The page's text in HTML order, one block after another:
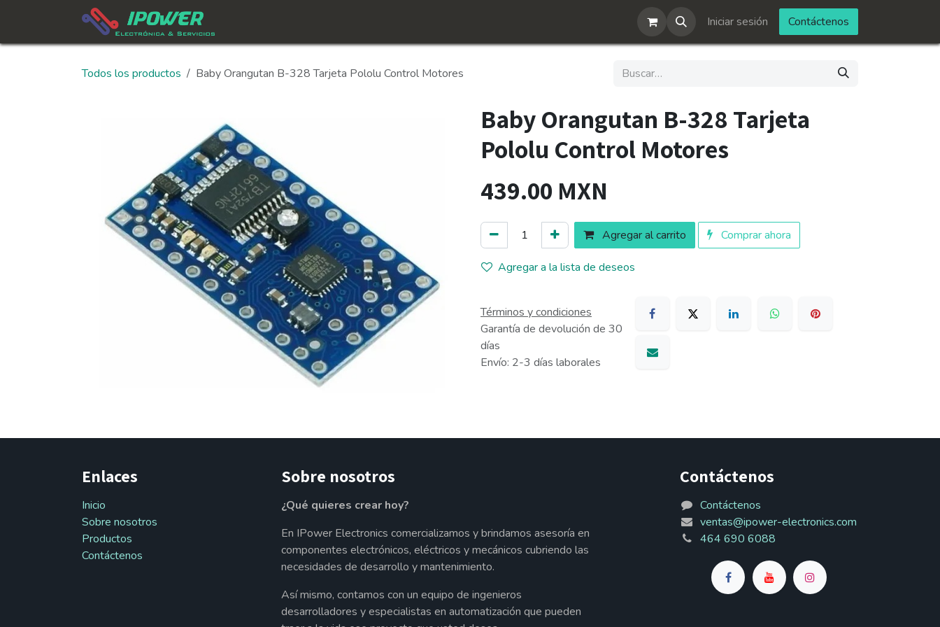
Iniciar sesión Contáctenos
Todos los productos Baby Orangutan B-328 Tarjeta Pololu Control Motores
Baby Orangutan B-328 Tarjeta
Pololu Control Motores
439.00 MXN
Agregar al carrito Comprar ahora
Agregar a la lista de deseos
Términos y condiciones
Garantía de devolución de 30
días
Envío: 2-3 días laborales
Enlaces
Inicio
Sobre nosotros
Productos
Contáctenos
Sobre nosotros
¿Qué quieres crear hoy?
En IPower Electronics comercializamos y brindamos asesoría en
componentes electrónicos, eléctricos y mecánicos cubriendo las
necesidades de desarrollo y mantenimiento.
Así mismo, contamos con un equipo de ingenieros
desarrolladores y especialistas en automatización que pueden
Contáctenos
Contáctenos
ventas@ipower-electronics.com
464 690 6088